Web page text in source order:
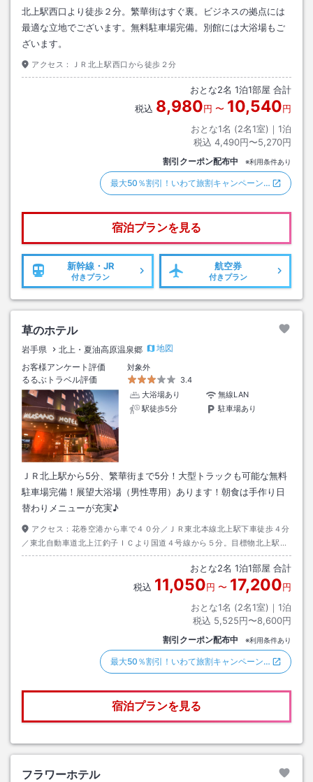
北上駅西口より徒歩２分。繁華街はすぐ裏。ビジネスの拠点には
最適な立地でございます。無料駐車場完備。別館には大浴場もご
ざいます。
アクセス： ＪＲ北上駅西口から徒歩２分
おとな2名 1泊1部屋 合計
税込 8,980円 〜 10,540円
おとな1名 (2名1室)｜ 1泊
税込 4,490円〜5,270円
割引クーポン配布中 ※利用条件あり
最大50％割引！いわて旅割キャンペーン…
宿泊プランを見る
新幹線・JR
付きプラン
航空券
付きプラン
草のホテル
岩手県 北上・夏油高原温泉郷
地図
お客様アンケート評価
対象外
るるぶトラベル評価
3.4
大浴場あり
無線LAN
駅徒歩5分
駐車場あり
ＪＲ北上駅から5分、繁華街まで5分！大型トラックも可能な無料
駐車場完備！展望大浴場（男性専用）あります！朝食は手作り日
替わりメニューが充実♪
アクセス： 花巻空港から車で４０分／ＪＲ東北本線北上駅下車徒歩４分
／東北自動車道北上江釣子ＩＣより国道４号線から５分。目標物北上駅西
口。
おとな2名 1泊1部屋 合計
税込 11,050円 〜 17,200円
おとな1名 (2名1室)｜ 1泊
税込 5,525円〜8,600円
割引クーポン配布中 ※利用条件あり
最大50％割引！いわて旅割キャンペーン…
宿泊プランを見る
フラワーホテル